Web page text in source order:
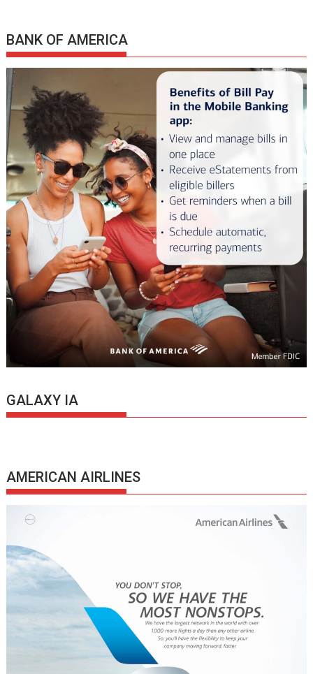
BANK OF AMERICA
GALAXY IA
AMERICAN AIRLINES